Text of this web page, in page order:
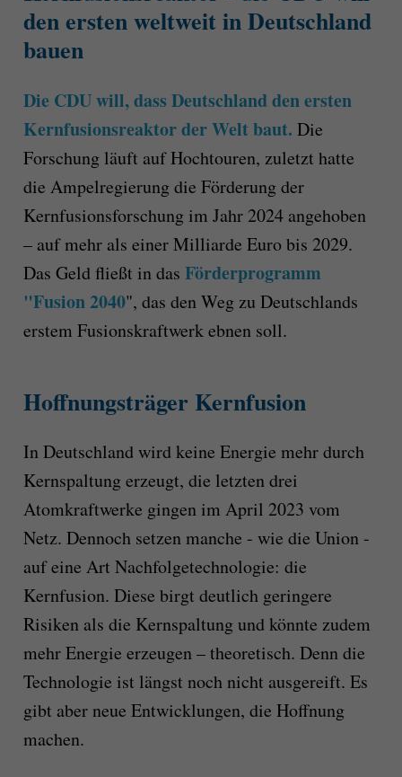
den ersten weltweit in Deutschland
bauen
Die CDU will, dass Deutschland den ersten
Kernfusionsreaktor der Welt baut. Die
Forschung läuft auf Hochtouren, zuletzt hatte
die Ampelregierung die Förderung der
Kernfusionsforschung im Jahr 2024 angehoben
– auf mehr als einer Milliarde Euro bis 2029.
Das Geld fließt in das Förderprogramm
"Fusion 2040", das den Weg zu Deutschlands
erstem Fusionskraftwerk ebnen soll.
Hoffnungsträger Kernfusion
In Deutschland wird keine Energie mehr durch
Kernspaltung erzeugt, die letzten drei
Atomkraftwerke gingen im April 2023 vom
Netz. Dennoch setzen manche - wie die Union -
auf eine Art Nachfolgetechnologie: die
Kernfusion. Diese birgt deutlich geringere
Risiken als die Kernspaltung und könnte zudem
mehr Energie erzeugen – theoretisch. Denn die
Technologie ist längst noch nicht ausgereift. Es
gibt aber neue Entwicklungen, die Hoffnung
machen.